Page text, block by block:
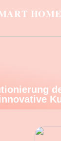
HOME